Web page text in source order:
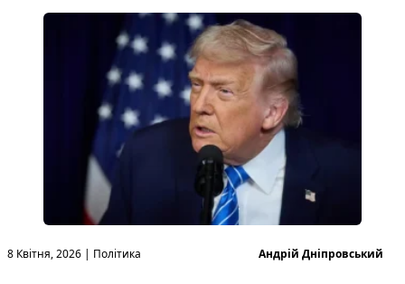
8 Квітня, 2026 | Політика
Опубліковано
Андрій Дніпровський